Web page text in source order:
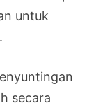
untuk
secara